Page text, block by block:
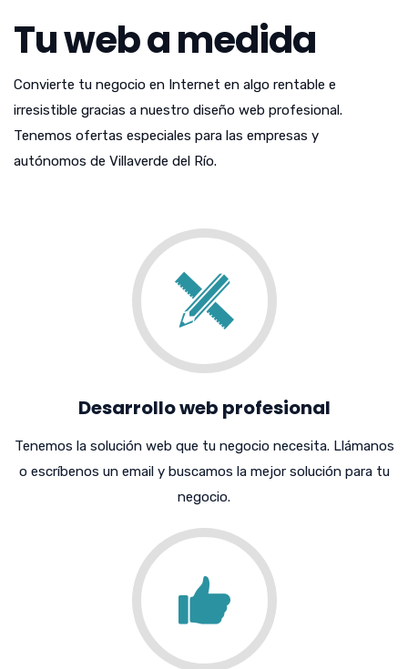
Tu web a medida
Convierte tu negocio en Internet en algo rentable e
irresistible gracias a nuestro diseño web profesional.
Tenemos ofertas especiales para las empresas y
autónomos de Villaverde del Río.
Desarrollo web profesional
Tenemos la solución web que tu negocio necesita. Llámanos
o escríbenos un email y buscamos la mejor solución para tu
negocio.